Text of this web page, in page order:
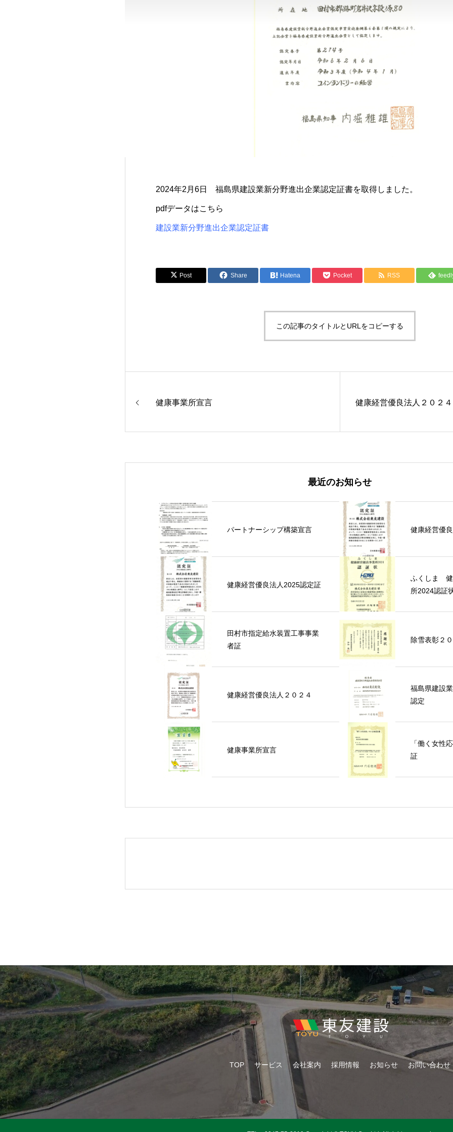
2024年2月6日 福島県建設業新分野進出企業認定証書を取得しました。
pdfデータはこちら
建設業新分野進出企業認定証書
Post Share Hatena Pocket RSS
この記事のタイトルとURLをコピーする
健康事業所宣言 健康経営優良法人２０２４
最近のお知らせ
パートナーシップ構築宣言 健康経営優
健康経営優良法人2025認定証
ふくしま 健
所2024認証
田村市指定給水装置工事事業
者証
除雪表彰２
健康経営優良法人２０２４
福島県建設
認定
健康事業所宣言
「働く女性
証
TOP サービス 会社案内 採用情報 お知らせ お問い合わせ